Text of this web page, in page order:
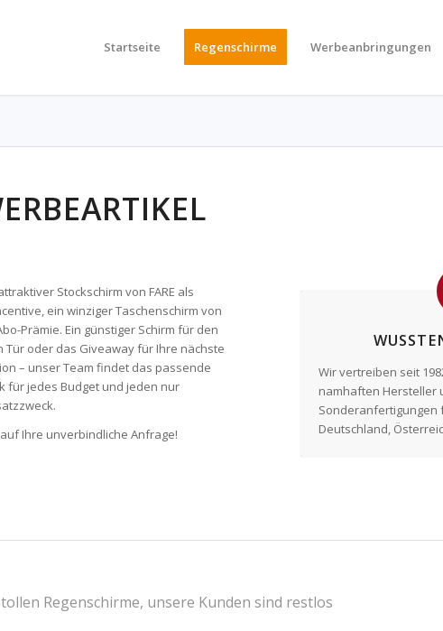
Startseite Regenschirme Werbeanbringungen
Stockschirm von FARE als
ein winziger Taschenschirm von
Prämie. Ein günstiger Schirm für den
Tür oder das Giveaway für Ihre nächste
– unser Team findet das passende
für jedes Budget und jeden nur
Ihre unverbindliche Anfrage!
Wir vertreiben seit
namhaften Hersteller
Sonderanfertigungen
Deutschland,
Regenschirme, unsere Kunden sind restlos